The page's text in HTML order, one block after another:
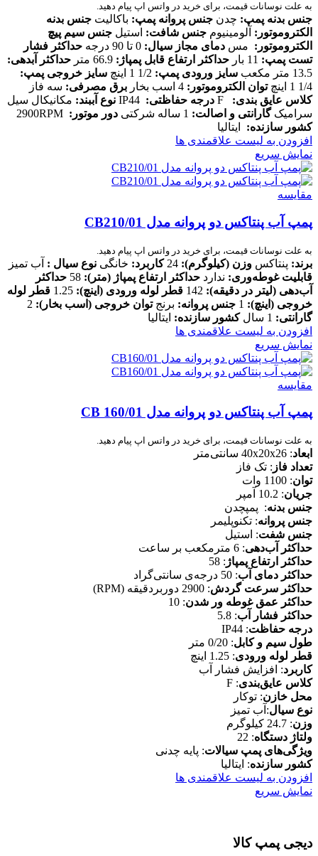
به علت نوسانات قیمت، برای خرید در واتس اپ پیام دهید.
جنس بدنه پمپ: چدن جنس پروانه پمپ: باکالیت جنس بدنه
الکتروموتور: آلومینیوم جنس شافت: استیل جنس سیم پیچ
الکتروموتور: مس دمای مجاز سیال:
حداکثر فشار
تست پمپ:
حداکثر ارتفاع قابل پمپاژ:
حداکثر آبدهی:
13.5 متر مکعب
سایز ورودی پمپ:
سایز خروجی پمپ:
1/4 1 اینچ
توان الکتروموتور: برق مصرفی: سه فاز
کلاس عایق بندی:
درجه حفاظتی: نوع آببند: مکانیکال سیل
سرامیکگارانتی و اصالت: دور موتور:
کشور سازنده: ایتالیا
افزودن به لیست علاقمندی ها
نمایش سریع
مقایسه
پمپ آب پنتاکس دو پروانه مدل CB210/01
به علت نوسانات قیمت، برای خرید در واتس اپ پیام دهید.
برند: پنتاکس وزن (کیلوگرم): کاربرد: خانگی نوع سیال : آب تمیز
قابلیت غوطه‌وری: ندارد حداکثر ارتفاع پمپاژ (متر):
حداکثر
آب‌دهی (لیتر در دقیقه): قطر لوله ورودی (اینچ):
قطر لوله
خروجی (اینچ):
جنس پروانه: برنجتوان خروجی (اسب بخار):
گارانتی:
کشور سازنده: ایتالیا
افزودن به لیست علاقمندی ها
نمایش سریع
مقایسه
پمپ آب پنتاکس دو پروانه مدل CB 160/01
به علت نوسانات قیمت، برای خرید در واتس اپ پیام دهید.
ابعاد: 40x20x26 سانتی‌متر
تعداد فاز : تک فاز
توان: 1100 وات
جریان: 10.2 آمپر
جنس بدنه: پمپچدن
جنس پروانه: تکنوپلیمر
جنس شفت: استیل
حداکثر آب‌دهی: 6 مترمکعب بر ساعت
حداکثر ارتفاع پمپاژ : 58
حداکثر دمای آب: 50 درجه‌‎ی سانتی‌گراد
حداکثر سرعت گردش: 2900 دوربردقیقه (RPM)
حداکثر عمق غوطه ور شدن: 10
حداکثر فشار آب: 5.8
درجه حفاظت: IP44
طول سیم و کابل: 0/20 متر
قطر لوله ورودی: 1.25 اینچ
کاربرد: افزایش فشار آب
کلاس عایق‌بندی: F
محل خازن: توکار
نوع سیال:آب تمیز
وزن: 24.7 کیلوگرم
ولتاژ دستگاه: 22
ویژگی‌های پمپ سیالات: پایه چدنی
کشور سازنده: ایتالیا
افزودن به لیست علاقمندی ها
نمایش سریع
دیجی پمپ کالا